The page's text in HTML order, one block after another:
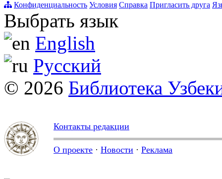
Конфиденциальность Условия Справка Пригласить друга
Выбрать язык
English
Русский
© 2026 Библиотека
Контакты редакции
О проекте · Новости · Реклама